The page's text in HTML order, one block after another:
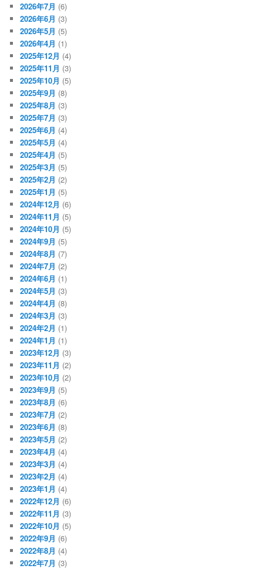
2026年7月 (6)
2026年6月 (3)
2026年5月 (5)
2026年4月 (1)
2025年12月 (4)
2025年11月 (3)
2025年10月 (5)
2025年9月 (8)
2025年8月 (3)
2025年7月 (3)
2025年6月 (4)
2025年5月 (4)
2025年4月 (5)
2025年3月 (5)
2025年2月 (2)
2025年1月 (5)
2024年12月 (6)
2024年11月 (5)
2024年10月 (5)
2024年9月 (5)
2024年8月 (7)
2024年7月 (2)
2024年6月 (1)
2024年5月 (3)
2024年4月 (8)
2024年3月 (3)
2024年2月 (1)
2024年1月 (1)
2023年12月 (3)
2023年11月 (2)
2023年10月 (2)
2023年9月 (5)
2023年8月 (6)
2023年7月 (2)
2023年6月 (8)
2023年5月 (2)
2023年4月 (4)
2023年3月 (4)
2023年2月 (4)
2023年1月 (4)
2022年12月 (6)
2022年11月 (3)
2022年10月 (5)
2022年9月 (6)
2022年8月 (4)
2022年7月 (3)